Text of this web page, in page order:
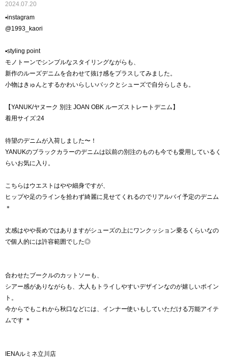
2024.07.20
▪️instagram
@1993_kaori
▪️styling point
モノトーンでシンプルなスタイリングながらも、
新作のルーズデニムを合わせて抜け感をプラスしてみました。
小物はきゅんとするかわいらしいバックとシューズで自分らしさも。
【YANUK/ヤヌーク 別注 JOAN OBK ルーズストレートデニム】
着用サイズ:24
待望のデニムが入荷しました〜！
YANUKのブラックカラーのデニムは以前の別注のものも今でも愛用しているく
らいお気に入り。
こちらはウエストはやや細身ですが、
ヒップや足のラインを拾わず綺麗に見せてくれるのでリアルバイ予定のデニム
＊
丈感はやや長めではありますがシューズの上にワンクッション乗るくらいなの
で個人的には許容範囲でした◎
合わせたブークルのカットソーも、
シアー感がありながらも、大人もトライしやすいデザインなのが嬉しいポイン
ト。
今からでもこれから秋口などには、インナー使いもしていただける万能アイテ
ムです ＊
IENAルミネ立川店